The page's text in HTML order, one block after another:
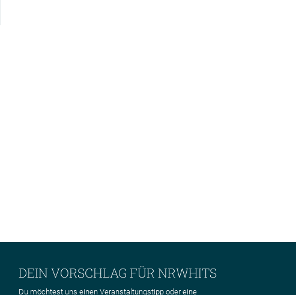
DEIN VORSCHLAG FÜR NRWHITS
Du möchtest uns einen Veranstaltungstipp oder eine